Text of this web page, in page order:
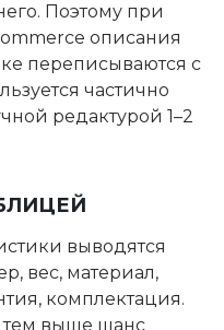
Поэтому при
описания
переписываются с
частично
редактурой 1–2
выводятся
вес, материал,
комплектация.
выше шанс